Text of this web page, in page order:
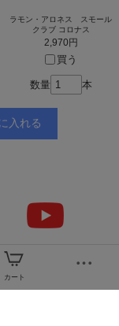
ラモン・アロネス スモール
クラブ コロナス
2,970円
買う
数量 本
カート